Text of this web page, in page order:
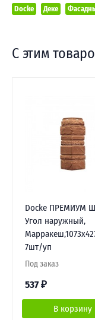
Docke Деке
С этим
Docke ПРЕМИУМ
Угол наружный,
7шт/уп
Под заказ
537 ₽
В корзину